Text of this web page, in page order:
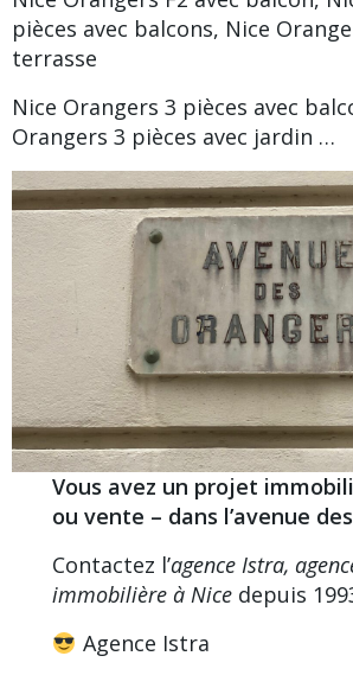
pièces avec balcons, Nice
terrasse
Nice Orangers 3 pièces avec
Orangers 3 pièces avec jardin …
Vous avez un projet
ou vente – dans l’avenue
Contactez l’agence Istra,
immobilière à Nice depuis
Agence Istra